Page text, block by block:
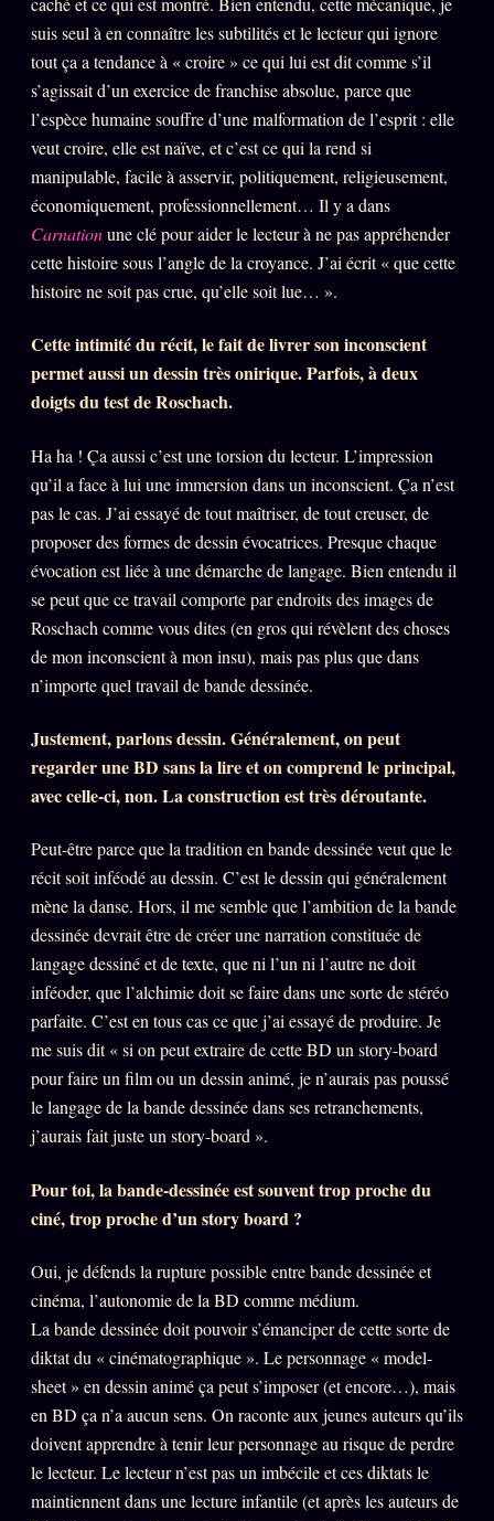
FAQ
Corrections · Erratum
Mentions légales
llms.txt
suis seul à en connaître les subtilités et le lecteur qui ignore
tout ça a tendance à « croire » ce qui lui est dit comme s’il
s’agissait d’un exercice de franchise absolue, parce que
l’espèce humaine souffre d’une malformation de l’esprit : elle
veut croire, elle est naïve, et c’est ce qui la rend si
manipulable, facile à asservir, politiquement, religieusement,
économiquement, professionnellement… Il y a dans
Carnationune clé pour aider le lecteur à ne pas appréhender
cette histoire sous l’angle de la croyance. J’ai écrit « que cette
histoire ne soit pas crue, qu’elle soit lue… ».
Cette intimité du récit, le fait de livrer son inconscient
permet aussi un dessin très onirique. Parfois, à deux
doigts du test de Roschach.
Ha ha ! Ça aussi c’est une torsion du lecteur. L’impression
qu’il a face à lui une immersion dans un inconscient. Ça n’est
pas le cas. J’ai essayé de tout maîtriser, de tout creuser, de
proposer des formes de dessin évocatrices. Presque chaque
évocation est liée à une démarche de langage. Bien entendu il
se peut que ce travail comporte par endroits des images de
Roschach comme vous dites (en gros qui révèlent des choses
de mon inconscient à mon insu), mais pas plus que dans
n’importe quel travail de bande dessinée.
Justement, parlons dessin. Généralement, on peut
regarder une BD sans la lire et on comprend le principal,
avec celle-ci, non. La construction est très déroutante.
Peut-être parce que la tradition en bande dessinée veut que le
récit soit inféodé au dessin. C’est le dessin qui généralement
mène la danse. Hors, il me semble que l’ambition de la bande
dessinée devrait être de créer une narration constituée de
langage dessiné et de texte, que ni l’un ni l’autre ne doit
inféoder, que l’alchimie doit se faire dans une sorte de stéréo
parfaite. C’est en tous cas ce que j’ai essayé de produire. Je
me suis dit « si on peut extraire de cette BD un story-board
pour faire un film ou un dessin animé, je n’aurais pas poussé
le langage de la bande dessinée dans ses retranchements,
j’aurais fait juste un story-board ».
Pour toi, la bande-dessinée est souvent trop proche du
ciné, trop proche d’un story board ?
Oui, je défends la rupture possible entre bande dessinée et
cinéma, l’autonomie de la BD comme médium.
La bande dessinée doit pouvoir s’émanciper de cette sorte de
diktat du « cinématographique ». Le personnage « model-
sheet » en dessin animé ça peut s’imposer (et encore…), mais
en BD ça n’a aucun sens. On raconte aux jeunes auteurs qu’ils
doivent apprendre à tenir leur personnage au risque de perdre
le lecteur. Le lecteur n’est pas un imbécile et ces diktats le
maintiennent dans une lecture infantile (et après les auteurs de